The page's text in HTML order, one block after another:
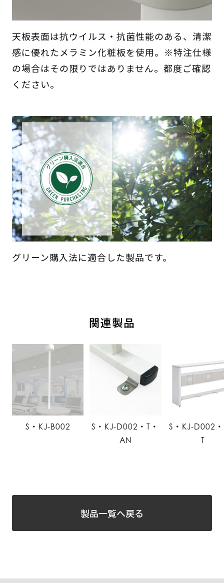
天板表面は抗ウイルス・抗菌性能のある、清潔
感に優れたメラミン化粧板を使用。※特注仕様
の場合はその限りではありません。都度ご確認
ください。
グリーン購入法に適合した製品です。
関連製品
S・KJ-B002
S・KJ-D002・T・
AN
S・KJ-D002
T
製品一覧へ戻る